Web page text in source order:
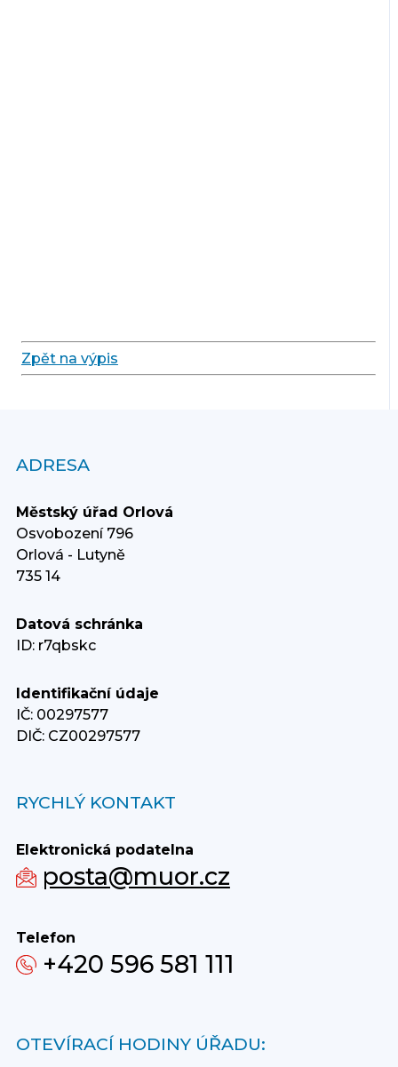
Zpět na výpis
ADRESA
Městský úřad Orlová
Osvobození 796
Orlová - Lutyně
735 14
Datová schránka
ID: r7qbskc
Identifikační údaje
IČ: 00297577
DIČ: CZ00297577
RYCHLÝ KONTAKT
Elektronická podatelna
posta@muor.cz
Telefon
+420 596 581 111
OTEVÍRACÍ HODINY ÚŘADU: